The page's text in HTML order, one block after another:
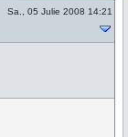
Sa., 05 Julie 2008 14:21